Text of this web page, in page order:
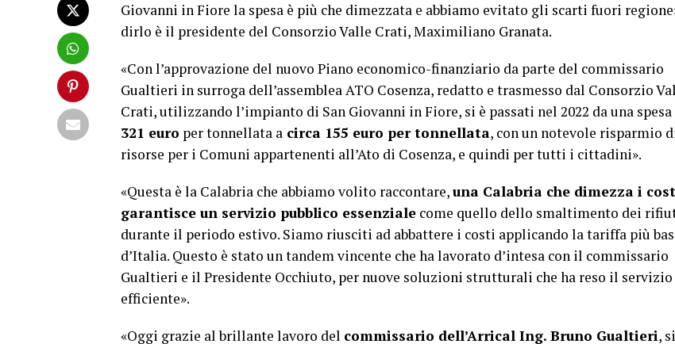
Giovanni in Fiore la spesa è più che dimezzata e abbiamo evitato gli scarti fuori
dirlo è il presidente del Consorzio Valle Crati, Maximiliano Granata.
«Con l’approvazione del nuovo Piano economico-finanziario da parte del commissario
Gualtieri in surroga dell’assemblea ATO Cosenza, redatto e trasmesso dal Consorzio
Crati, utilizzando l’impianto di San Giovanni in Fiore, si è passati nel 2022 da una
321 euro per tonnellata a circa 155 euro per tonnellata, con un notevole risparmio
risorse per i Comuni appartenenti all’Ato di Cosenza, e quindi per tutti i cittadini».
«Questa è la Calabria che abbiamo volito raccontare,una Calabria che dimezza i
garantisce un servizio pubblico essenziale come quello dello smaltimento dei
durante il periodo estivo. Siamo riusciti ad abbattere i costi applicando la tariffa più
d’Italia. Questo è stato un tandem vincente che ha lavorato d’intesa con il commissario
Gualtieri e il Presidente Occhiuto, per nuove soluzioni strutturali che ha reso il servizio
efficiente».
«Oggi grazie al brillante lavoro del commissario dell’Arrical Ing. Bruno Gualtieri, si